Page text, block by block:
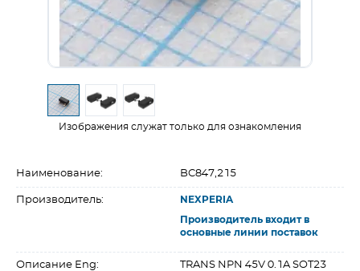
Изображения служат только для ознакомления
Наименование: BC847,215
Производитель: NEXPERIA
Производитель входит в
основные линии поставок
Описание Eng: TRANS NPN 45V 0.1A SOT23